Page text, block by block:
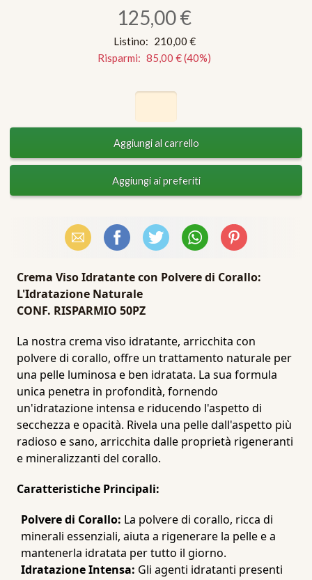
125,00 €
Listino: 210,00 €
Risparmi: 85,00 €(40%)
Email FacebookX (Twitter)WhatsAppPinterest
Crema Viso Idratante con Polvere di Corallo:
L'Idratazione Naturale
CONF. RISPARMIO 50PZ
La nostra crema viso idratante, arricchita con
polvere di corallo, offre un trattamento naturale per
una pelle luminosa e ben idratata. La sua formula
unica penetra in profondità, fornendo
un'idratazione intensa e riducendo l'aspetto di
secchezza e opacità. Rivela una pelle dall'aspetto più
radioso e sano, arricchita dalle proprietà rigeneranti
e mineralizzanti del corallo.
Caratteristiche Principali:
Polvere di Corallo: La polvere di corallo, ricca di
minerali essenziali, aiuta a rigenerare la pelle e a
mantenerla idratata per tutto il giorno.
Idratazione Intensa: Gli agenti idratanti presenti